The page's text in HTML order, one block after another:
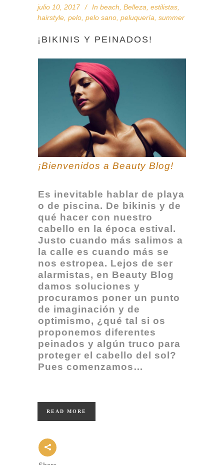
julio 10, 2017 In beach Belleza estilistas
hairstyle pelo pelo sano peluquería summer
¡BIKINIS Y PEINADOS!
¡Bienvenidos a Beauty Blog!
Es inevitable hablar de playa
o de piscina. De bikinis y de
qué hacer con nuestro
cabello en la época estival.
Justo cuando más salimos a
la calle es cuando más se
nos estropea. Lejos de ser
alarmistas, en Beauty Blog
damos soluciones y
procuramos poner un punto
de imaginación y de
optimismo, ¿qué tal si os
proponemos diferentes
peinados y algún truco para
proteger el cabello del sol?
Pues comenzamos…
READ MORE